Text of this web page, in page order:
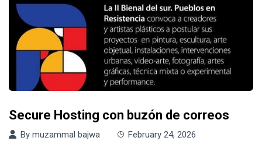
Secure Hosting con buzón de correos
By muzammal bajwa February 24, 2026